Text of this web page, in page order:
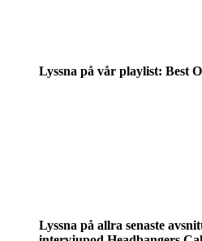
Lyssna på vår playlist: Best
Lyssna på allra senaste